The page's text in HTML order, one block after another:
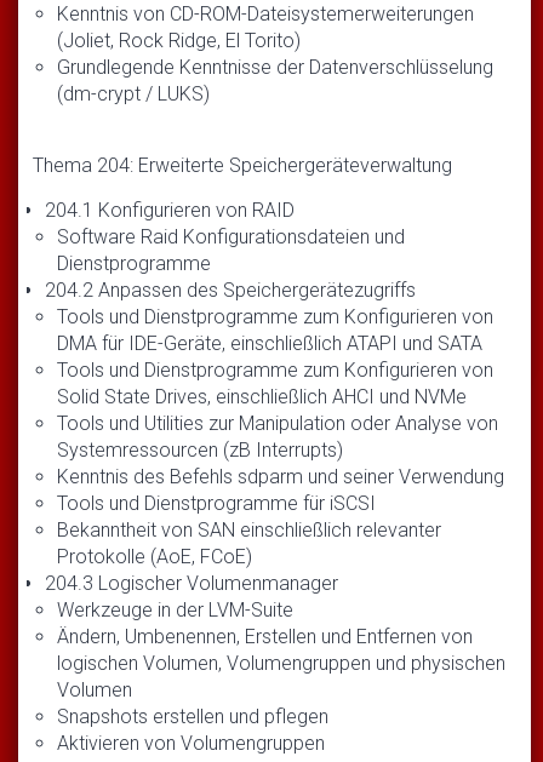
Kenntnis von CD-ROM-Dateisystemerweiterungen
(Joliet, Rock Ridge, El Torito)
Grundlegende Kenntnisse der Datenverschlüsselung
(dm-crypt / LUKS)
Thema 204: Erweiterte Speichergeräteverwaltung
204.1 Konfigurieren von RAID
Software Raid Konfigurationsdateien und
Dienstprogramme
204.2 Anpassen des Speichergerätezugriffs
Tools und Dienstprogramme zum Konfigurieren von
DMA für IDE-Geräte, einschließlich ATAPI und SATA
Tools und Dienstprogramme zum Konfigurieren von
Solid State Drives, einschließlich AHCI und NVMe
Tools und Utilities zur Manipulation oder Analyse von
Systemressourcen (zB Interrupts)
Kenntnis des Befehls sdparm und seiner Verwendung
Tools und Dienstprogramme für iSCSI
Bekanntheit von SAN einschließlich relevanter
Protokolle (AoE, FCoE)
204.3 Logischer Volumenmanager
Werkzeuge in der LVM-Suite
Ändern, Umbenennen, Erstellen und Entfernen von
logischen Volumen, Volumengruppen und physischen
Volumen
Snapshots erstellen und pflegen
Aktivieren von Volumengruppen